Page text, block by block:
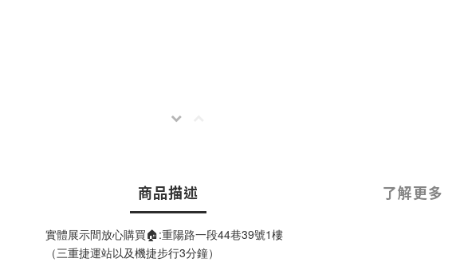
商品描述 了解更多
實體展示間放心購買🏠:重陽路一段44巷39號1樓
（三重捷運站以及機捷步行3分鐘）